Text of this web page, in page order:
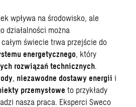
wpływa na środowisko, ale
działalności można
świecie trwa przejście do
energetycznego , który
rozwiązań technicznych
niezawodne dostawy energii i
przemysłowe to przykłady
nasza praca. Eksperci Sweco